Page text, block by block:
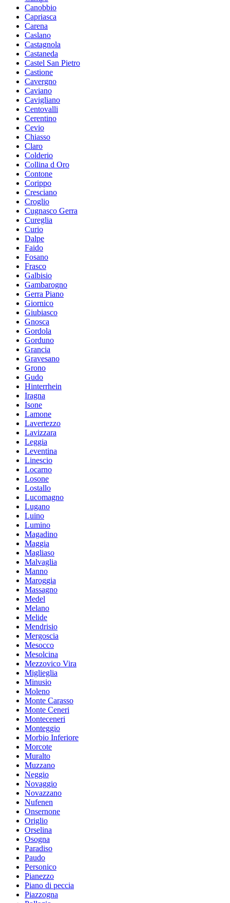
Canobbio
Capriasca
Carena
Caslano
Castagnola
Castaneda
Castel San Pietro
Castione
Cavergno
Caviano
Cavigliano
Centovalli
Cerentino
Cevio
Chiasso
Claro
Colderio
Collina d Oro
Contone
Corippo
Cresciano
Croglio
Cugnasco Gerra
Cureglia
Curio
Dalpe
Faido
Fosano
Frasco
Galbisio
Gambarogno
Gerra Piano
Giornico
Giubiasco
Gnosca
Gordola
Gorduno
Grancia
Gravesano
Grono
Gudo
Hinterrhein
Iragna
Isone
Lamone
Lavertezzo
Lavizzara
Leggia
Leventina
Linescio
Locarno
Losone
Lostallo
Lucomagno
Lugano
Luino
Lumino
Magadino
Maggia
Magliaso
Malvaglia
Manno
Maroggia
Massagno
Medel
Melano
Melide
Mendrisio
Mergoscia
Mesocco
Mesolcina
Mezzovico Vira
Miglieglia
Minusio
Moleno
Monte Carasso
Monte Ceneri
Monteceneri
Monteggio
Morbio Inferiore
Morcote
Muralto
Muzzano
Neggio
Novaggio
Novazzano
Nufenen
Onsernone
Origlio
Orselina
Osogna
Paradiso
Paudo
Personico
Pianezzo
Piano di peccia
Piazzogna